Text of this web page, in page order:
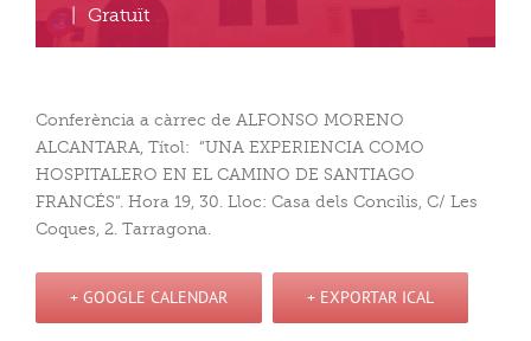
|
Gratuït
Conferència a càrrec de ALFONSO MORENO
ALCANTARA, Títol: “UNA EXPERIENCIA COMO
HOSPITALERO EN EL CAMINO DE SANTIAGO
FRANCÉS”. Hora 19, 30. Lloc: Casa dels Concilis, C/ Les
Coques, 2. Tarragona.
+ GOOGLE CALENDAR + EXPORTAR ICAL